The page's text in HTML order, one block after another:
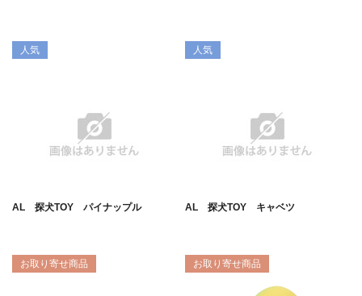
人気
AL 探犬TOY パイナップル
人気
AL 探犬TOY キャベツ
お取り寄せ商品 お取り寄せ商品